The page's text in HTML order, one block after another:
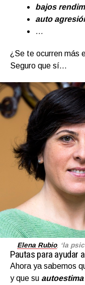
bajos
auto
…
¿Se te ocurren más
Seguro que sí…
Elena Rubio, ‘la
Pautas para ayudar
Ahora ya sabemos
y que su autoestima